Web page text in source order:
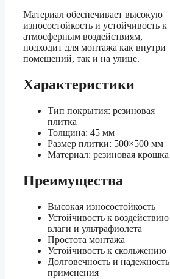
Материал обеспечивает высокую
износостойкость и устойчивость к
атмосферным воздействиям,
подходит для монтажа как внутри
помещений, так и на улице.
Характеристики
Тип покрытия: резиновая
плитка
Толщина: 45 мм
Размер плитки: 500×500 мм
Материал: резиновая крошка
Преимущества
Высокая износостойкость
Устойчивость к воздействию
влаги и ультрафиолета
Простота монтажа
Устойчивость к скольжению
Долговечность и надежность
применения